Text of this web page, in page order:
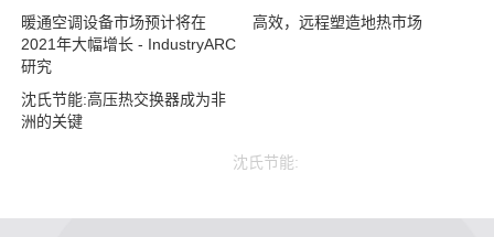
暖通空调设备市场预计将在
2021年大幅增长 - IndustryARC
研究
高效，远程塑造地热市场
沈氏节能:高压热交换器成为非
洲的关键
沈氏节能: